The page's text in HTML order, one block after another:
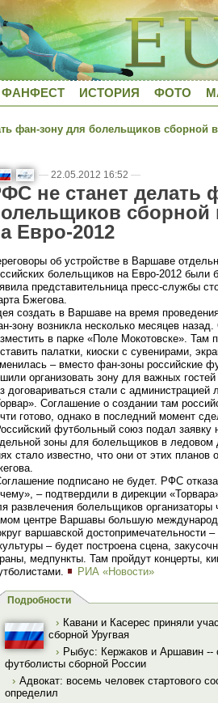
ФАНФЕСТ ИСТОРИЯ ФОТО
фан-зону для болельщиков сборной
— 22.05.2012 16:52 —
не станет делать
сборной
Евро-2012
об устройстве в Варшаве
болельщиков на Евро-2012 были
представительница пресс-службы
Бжегова.
создать в Варшаве на время
зону возникла несколько месяцев
в парке «Поле Мокотовске». Там
палатки, киоски с сувенирами,
– вместо фан-зоны российские
организовать зону для важных
договариваться стали с администрацией
Соглашение о создании там
готово, однако в последний момент
футбольный союз подал заявку
зоны для болельщиков в ледовом
стало известно, что они от этих планов
подписано не будет. РФС
– подтвердили в дирекции
развлечения болельщиков организаторы
центре Варшавы большую
варшавской достопримечательности
– будет построена сцена,
медпункты. Там пройдут концерты,
РИА «Новости»
Подробности
› Кавани и Касерес приняли
сборной Уругвая
› Рыбус: Кержаков и Аршавин --
футболисты сборной России
› Адвокат: восемь человек стартового
определил